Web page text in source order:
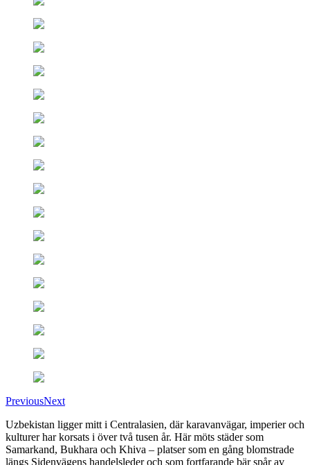
PreviousNext
Uzbekistan ligger mitt i Centralasien, där karavanvägar, imperier och
kulturer har korsats i över två tusen år. Här möts städer som
Samarkand, Bukhara och Khiva – platser som en gång blomstrade
längs Sidenvägens handelsleder och som fortfarande bär spår av